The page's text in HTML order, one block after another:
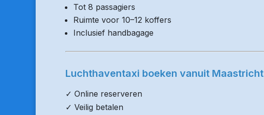
Tot 8 passagiers
Ruimte voor 10–12 koffers
Inclusief handbagage
Luchthaventaxi boeken vanuit Maastricht
✓ Online reserveren
✓ Veilig betalen